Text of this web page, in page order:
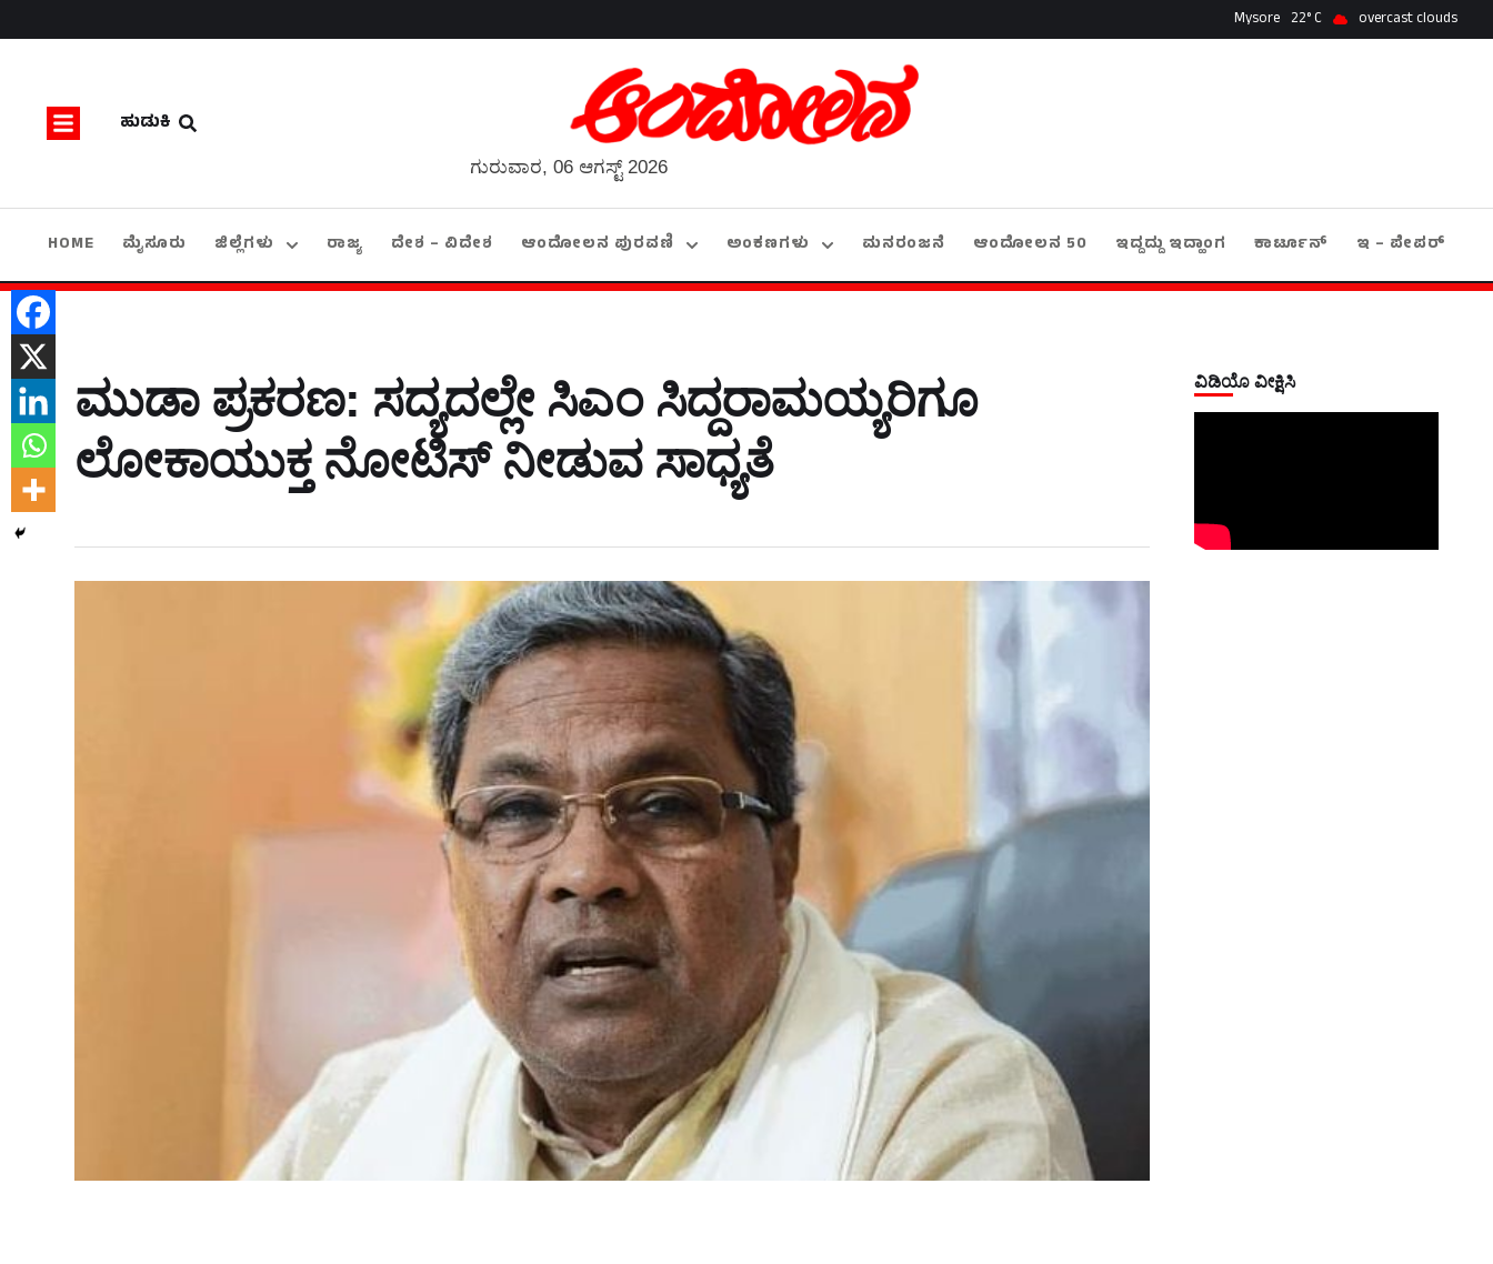
Mysore 22 overcast clouds
ಹುಡುಕಿ
ಗುರುವಾರ, 06 ಆಗಸ್ಟ್ 2026
HOME ಮೈಸೂರು ಜಿಲ್ಲೆಗಳು ರಾಜ್ಯ ದೇಶ – ವಿದೇಶ ಆಂದೋಲನ ಪುರವಣಿ ಅಂಕಣಗಳು ಮನರಂಜನೆ ಆಂದೋಲನ 50 ಇದ್ದದ್ದು ಇದ್ಹಾಂಗ ಕಾರ್ಟೂನ್ ಇ – ಪೇಪರ್
ಮುಡಾ ಪ್ರಕರಣ: ಸದ್ಯದಲ್ಲೇ ಸಿಎಂ ಸಿದ್ದರಾಮಯ್ಯರಿಗೂ
ಲೋಕಾಯುಕ್ತ ನೋಟಿಸ್‌ ನೀಡುವ ಸಾಧ್ಯತೆ
ವಿಡಿಯೊ ವೀಕ್ಷಿಸಿ